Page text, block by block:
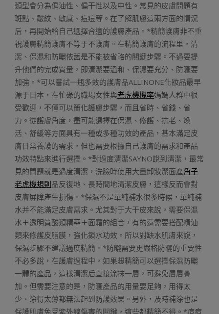
類型會分為偏油性、偏干性以及中性。常見的皮膚問題有
斑點、皺紋、敏感、痘痘等。在了解肌膚這兩方面的情況
后，再開始給自己選擇合適的護膚產品。*精簡護膚非不重
視護膚精簡護膚不等于不護膚。在精簡護膚的流程里，清
潔、保濕和防曬依舊是不能被省略的關鍵步驟。不過要提
升他們的完成質量，即清潔要溫和、保濕要充分、防曬要
加強。*可以嘗試一瓶多效的護膚品ALLINONE化妝品最早
源于日本，在忙碌的職場女性與老虎機機率媽媽人群中很
受歡迎，不僅可以簡化護膚步驟，而且省時、省錢、省
力。從護膚角度，盡可能選擇在保濕、修護、抗老、煥
活、舒緩等方面具有一種或多種功效的產品，基本滿足皮
膚日常養護的需求，但也需要根據自己護膚的需求和產品
功效特點來進行選擇。*對過度清潔SAYNO說到清潔，最常
見的問題就是過度清潔，洗臉時使用大量卸妝潔面產角子
老虎機規則品反復地、長時間地清潔皮膚，這樣反而會對
皮膚屏障產生損傷。*保濕不是單純補水很多時候，單純補
水并不能滿足皮膚需求。尤其對于大干皮來說，需要保濕
水＋透明質酸類精華＋面霜的組合，有的還需要搭配精油
類來修護皮脂膜，強化鎖水功效。所以對缺水肌膚來說，
保濕步驟不建議過度精簡。*防曬需要更嚴格防曬的重要性
不必多說，在護膚過程中，如果想精簡可以選擇保濕防曬
一體的產品，這樣清潔后直接涂抹一層，可避免層層疊
加。但需要注意的是，防曬產品的用量要足夠，用得太
少、涂得太薄都無法起到防護效果。另外，及時補涂也是
保護肌膚免受紫外線傷害的關鍵，這些都精簡不得。*痘痘